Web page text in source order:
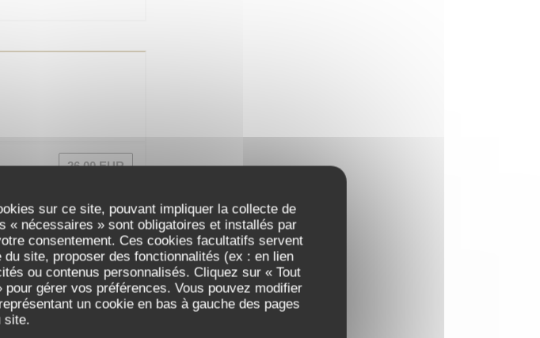
sur ce site, pouvant impliquer la collecte de
« nécessaires » sont obligatoires et installés par
consentement. Ces cookies facultatifs servent
site, proposer des fonctionnalités (ex : en lien
ou contenus personnalisés. Cliquez sur « Tout
gérer vos préférences. Vous pouvez modifier
un cookie en bas à gauche des pages
site.
26,00 EUR
14,00 EUR